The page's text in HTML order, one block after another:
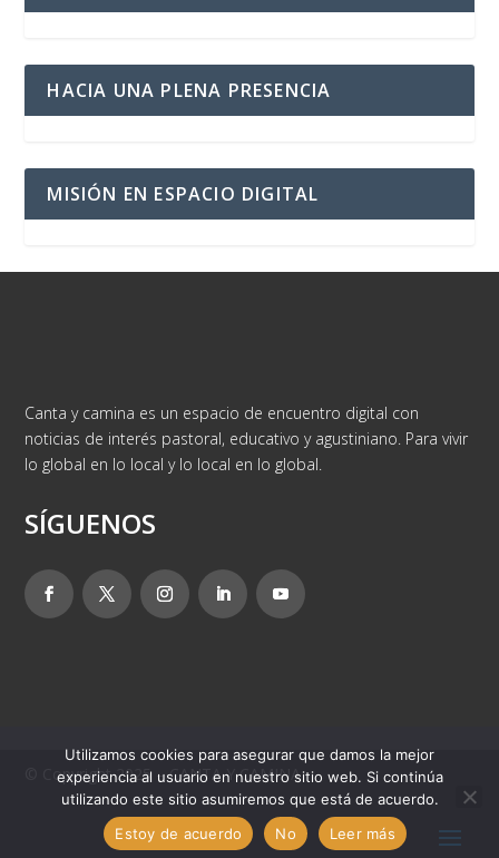
HACIA UNA PLENA PRESENCIA
MISIÓN EN ESPACIO DIGITAL
Canta y camina es un espacio de encuentro digital con
noticias de interés pastoral, educativo y agustiniano. Para vivir
lo global en lo local y lo local en lo global.
SÍGUENOS
© Copyright 2025 – CANTA Y CAMINA
Utilizamos cookies para asegurar que damos la mejor
experiencia al usuario en nuestro sitio web. Si continúa
utilizando este sitio asumiremos que está de acuerdo.
Estoy de acuerdo
No Leer más